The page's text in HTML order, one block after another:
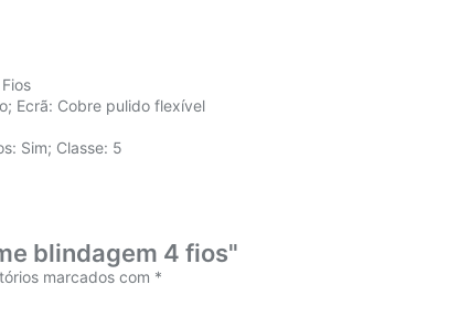
Ecrã: Cobre pulido flexível
Sim; Classe: 5
blindagem 4 fios"
marcados com *